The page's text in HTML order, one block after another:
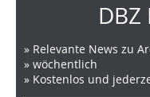
» Relevante News zu
» wöchentlich
» Kostenlos und